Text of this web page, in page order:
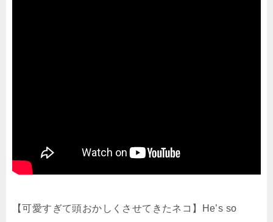
【可愛すぎて頭おかしくさせてきたネコ】He’s so